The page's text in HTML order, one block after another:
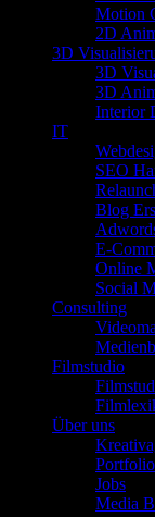
Motion
2D
3D
3D
3D
Interior
IT
SEO
Blog
E-
Online
Social
Consulting
Filmstudio
Über uns
Portfolio
Jobs
Media